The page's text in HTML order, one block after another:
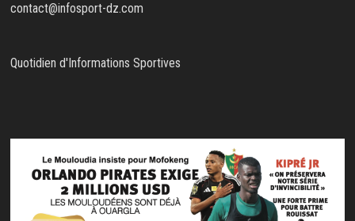
contact@infosport-dz.com
Quotidien d'Informations Sportives